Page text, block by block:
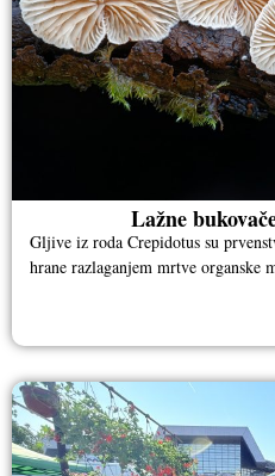
Lažne
Gljive iz roda Crepidotus su
hrane razlaganjem mrtve organske